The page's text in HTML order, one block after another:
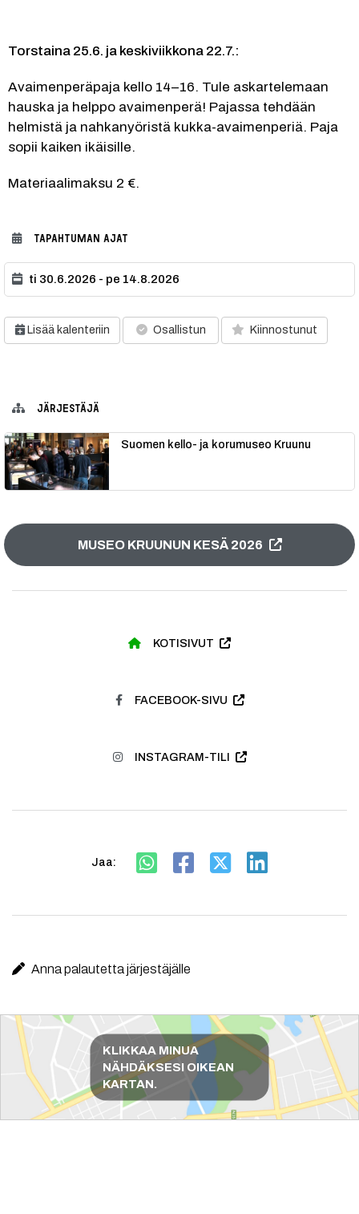
Torstaina 25.6. ja keskiviikkona 22.7.:
Avaimenperäpaja kello 14–16. Tule askartelemaan
hauska ja helppo avaimenperä! Pajassa tehdään
helmistä ja nahkanyöristä kukka-avaimenperiä. Paja
sopii kaiken ikäisille.
Materiaalimaksu 2 €.
TAPAHTUMAN AJAT
ti 30.6.2026 - pe 14.8.2026
Lisää kalenteriin Osallistun Kiinnostunut
JÄRJESTÄJÄ
Suomen kello- ja korumuseo Kruunu
MUSEO KRUUNUN KESÄ 2026
KOTISIVUT
FACEBOOK-SIVU
INSTAGRAM-TILI
Jaa:
Anna palautetta järjestäjälle
Reittiohjeet
KLIKKAA MINUA
NÄHDÄKSESI OIKEAN
KARTAN.